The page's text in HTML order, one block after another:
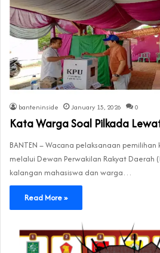
banteninside January 15, 2026 0
Kata Warga Soal Pilkada
BANTEN – Wacana pelaksanaan
melalui Dewan Perwakilan Rakyat Daerah
kalangan mahasiswa dan warga…
Read More »